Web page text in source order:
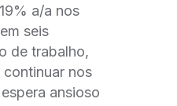
a/a nos
seis
de trabalho,
nos
ansioso